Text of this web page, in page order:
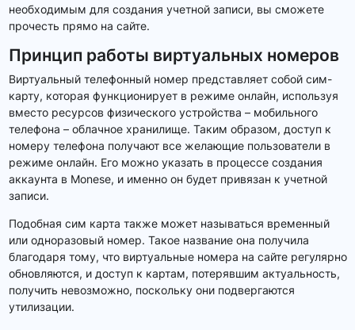
необходимым для создания учетной записи, вы сможете
прочесть прямо на сайте.
Принцип работы виртуальных номеров
Виртуальный телефонный номер представляет собой сим-
карту, которая функционирует в режиме онлайн, используя
вместо ресурсов физического устройства – мобильного
телефона – облачное хранилище. Таким образом, доступ к
номеру телефона получают все желающие пользователи в
режиме онлайн. Его можно указать в процессе создания
аккаунта в Monese, и именно он будет привязан к учетной
записи.
Подобная сим карта также может называться временный
или одноразовый номер. Такое название она получила
благодаря тому, что виртуальные номера на сайте регулярно
обновляются, и доступ к картам, потерявшим актуальность,
получить невозможно, поскольку они подвергаются
утилизации.